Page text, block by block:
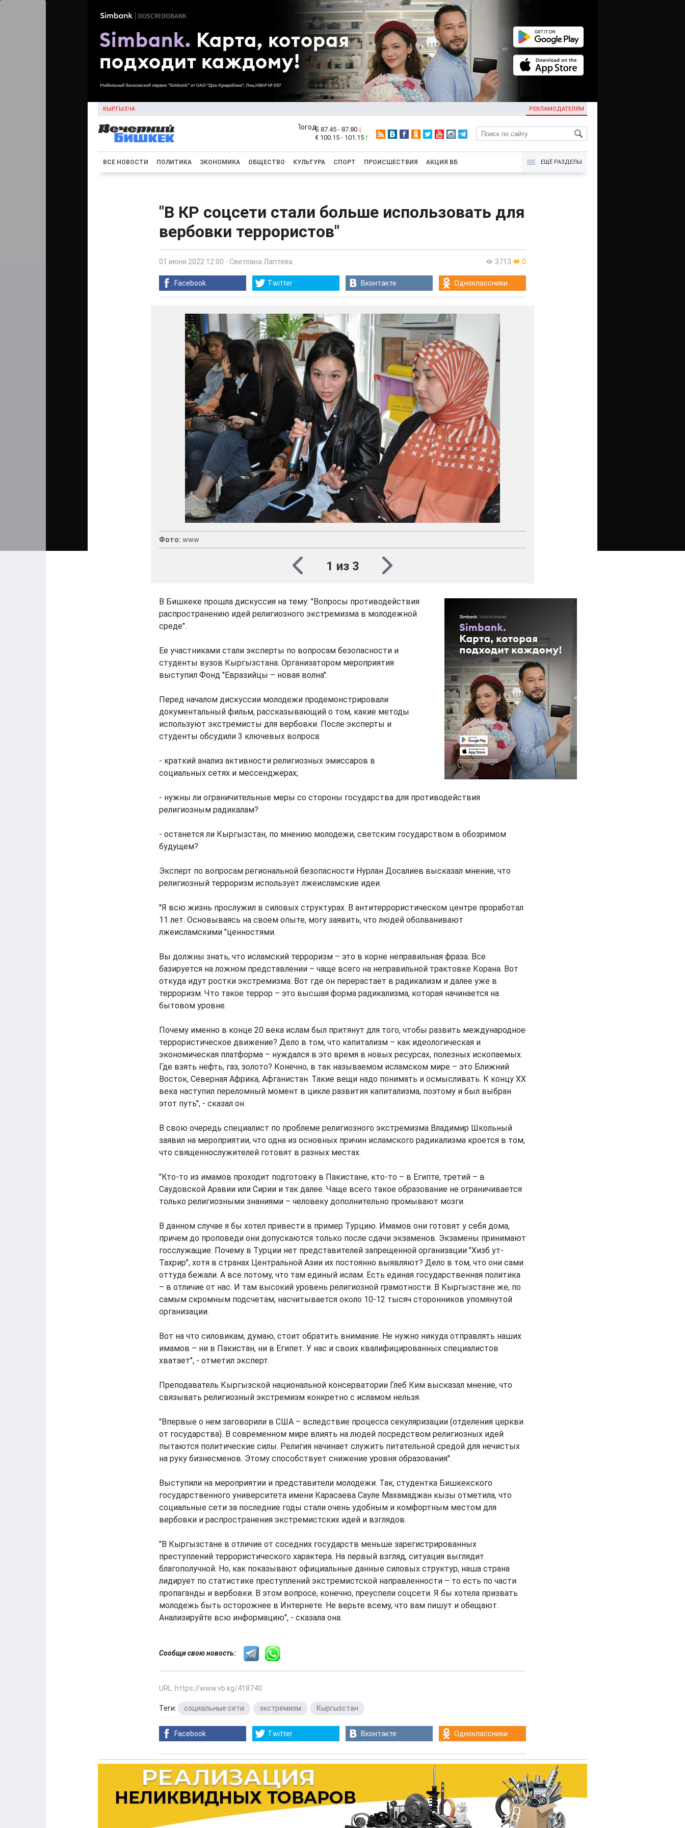
КЫРГЫЗЧА РЕКЛАМОДАТЕЛЯМ
KG
$ 87.45 - 87.80
€ 100.15 - 101.15
ВСЕ НОВОСТИ ПОЛИТИКА ЭКОНОМИКА ОБЩЕСТВО КУЛЬТУРА СПОРТ ПРОИСШЕСТВИЯ АКЦИЯ ВБ ЕЩЁ РАЗДЕЛЫ
"В КР соцсети стали больше использовать для
вербовки террористов"
3713 0
01 июня 2022 12:00 - Светлана Лаптева
Facebook Twitter Вконтакте Одноклассники
Фото: www
1 из 3
В Бишкеке прошла дискуссия на тему: "Вопросы противодействия
распространению идей религиозного экстремизма в молодежной
среде".
Ее участниками стали эксперты по вопросам безопасности и
студенты вузов Кыргызстана. Организатором мероприятия
выступил Фонд "Евразийцы – новая волна".
Перед началом дискуссии молодежи продемонстрировали
документальный фильм, рассказывающий о том, какие методы
используют экстремисты для вербовки. После эксперты и
студенты обсудили 3 ключевых вопроса:
- краткий анализ активности религиозных эмиссаров в
социальных сетях и мессенджерах;
- нужны ли ограничительные меры со стороны государства для противодействия
религиозным радикалам?
- останется ли Кыргызстан, по мнению молодежи, светским государством в обозримом
будущем?
Эксперт по вопросам региональной безопасности Нурлан Досалиев высказал мнение, что
религиозный терроризм использует лжеисламские идеи.
"Я всю жизнь прослужил в силовых структурах. В антитеррористическом центре проработал
11 лет. Основываясь на своем опыте, могу заявить, что людей оболванивают
лжеисламскими "ценностями.
Вы должны знать, что исламский терроризм – это в корне неправильная фраза. Все
базируется на ложном представлении – чаще всего на неправильной трактовке Корана. Вот
откуда идут ростки экстремизма. Вот где он перерастает в радикализм и далее уже в
терроризм. Что такое террор – это высшая форма радикализма, которая начинается на
бытовом уровне.
Почему именно в конце 20 века ислам был притянут для того, чтобы развить международное
террористическое движение? Дело в том, что капитализм – как идеологическая и
экономическая платформа – нуждался в это время в новых ресурсах, полезных ископаемых.
Где взять нефть, газ, золото? Конечно, в так называемом исламском мире – это Ближний
Восток, Северная Африка, Афганистан. Такие вещи надо понимать и осмысливать. К концу ХХ
века наступил переломный момент в цикле развития капитализма, поэтому и был выбран
этот путь", - сказал он.
В свою очередь специалист по проблеме религиозного экстремизма Владимир Школьный
заявил на мероприятии, что одна из основных причин исламского радикализма кроется в том,
что священнослужителей готовят в разных местах.
"Кто-то из имамов проходит подготовку в Пакистане, кто-то – в Египте, третий – в
Саудовской Аравии или Сирии и так далее. Чаще всего такое образование не ограничивается
только религиозными знаниями – человеку дополнительно промывают мозги.
В данном случае я бы хотел привести в пример Турцию. Имамов они готовят у себя дома,
причем до проповеди они допускаются только после сдачи экзаменов. Экзамены принимают
госслужащие. Почему в Турции нет представителей запрещенной организации "Хизб ут-
Тахрир", хотя в странах Центральной Азии их постоянно выявляют? Дело в том, что они сами
оттуда бежали. А все потому, что там единый ислам. Есть единая государственная политика
– в отличие от нас. И там высокий уровень религиозной грамотности. В Кыргызстане же, по
самым скромным подсчетам, насчитывается около 10-12 тысяч сторонников упомянутой
организации.
Вот на что силовикам, думаю, стоит обратить внимание. Не нужно никуда отправлять наших
имамов – ни в Пакистан, ни в Египет. У нас и своих квалифицированных специалистов
хватает", - отметил эксперт.
Преподаватель Кыргызской национальной консерватории Глеб Ким высказал мнение, что
связывать религиозный экстремизм конкретно с исламом нельзя.
"Впервые о нем заговорили в США – вследствие процесса секуляризации (отделения церкви
от государства). В современном мире влиять на людей посредством религиозных идей
пытаются политические силы. Религия начинает служить питательной средой для нечистых
на руку бизнесменов. Этому способствует снижение уровня образования".
Выступили на мероприятии и представители молодежи. Так, студентка Бишкекского
государственного университета имени Карасаева Сауле Махамаджан кызы отметила, что
социальные сети за последние годы стали очень удобным и комфортным местом для
вербовки и распространения экстремистских идей и взглядов.
"В Кыргызстане в отличие от соседних государств меньше зарегистрированных
преступлений террористического характера. На первый взгляд, ситуация выглядит
благополучной. Но, как показывают официальные данные силовых структур, наша страна
лидирует по статистике преступлений экстремистской направленности – то есть по части
пропаганды и вербовки. В этом вопросе, конечно, преуспели соцсети. Я бы хотела призвать
молодежь быть осторожнее в Интернете. Не верьте всему, что вам пишут и обещают.
Анализируйте всю информацию", - сказала она.
Сообщи свою новость:
URL: https://www.vb.kg/418740
Теги: социальные сети экстремизм Кыргызстан
Facebook Twitter Вконтакте Одноклассники